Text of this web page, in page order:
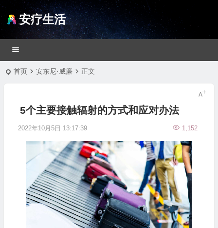
安疗生活
首页 安东尼·威廉 正文
5个主要接触辐射的方式和应对办法
2022年10月5日 13:17:39 1,152